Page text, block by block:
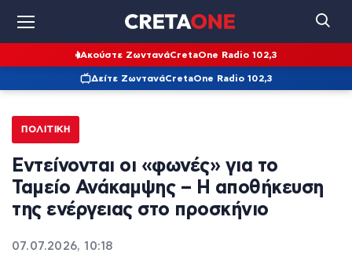
Ακούστε ΖωντανάCretaOne Radio 102,3
Δείτε ΖωντανάCretaOne Radio 102,3
ΠΟΛΙΤΙΚΉ
Εντείνονται οι «φωνές» για το
Ταμείο Ανάκαμψης – Η αποθήκευση
της ενέργειας στο προσκήνιο
07.07.2026, 10:18